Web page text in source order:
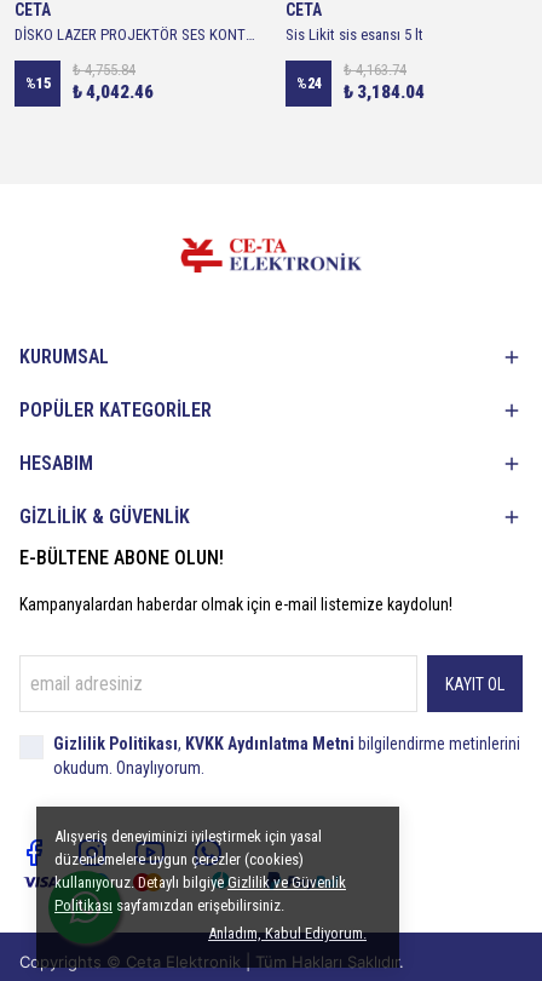
Alışveriş deneyiminizi iyileştirmek için yasal
düzenlemelere uygun çerezler (cookies)
kullanıyoruz. Detaylı bilgiyeGizlilik ve Güvenlik
Politikası sayfamızdan erişebilirsiniz.
Anladım, Kabul Ediyorum.
CETA
DİSKO LAZER PROJEKTÖR SES KONTROLLÜ RGB LED AYDINLATMALI MİNİ SAHNE PARTİ LAZER SHOW
%15
₺ 4,755.84
₺ 4,042.46
CETA
Sis Likit sis esansı 5 lt
%24
₺ 4,163.74
₺ 3,184.04
KURUMSAL
POPÜLER KATEGORİLER
HESABIM
GİZLİLİK & GÜVENLİK
E-BÜLTENE ABONE OLUN!
Kampanyalardan haberdar olmak için e-mail listemize kaydolun!
KAYIT OL
Gizlilik Politikası, KVKK Aydınlatma Metni bilgilendirme metinlerini
okudum. Onaylıyorum.
Copyrights © Ceta Elektronik | Tüm Hakları Saklıdır.